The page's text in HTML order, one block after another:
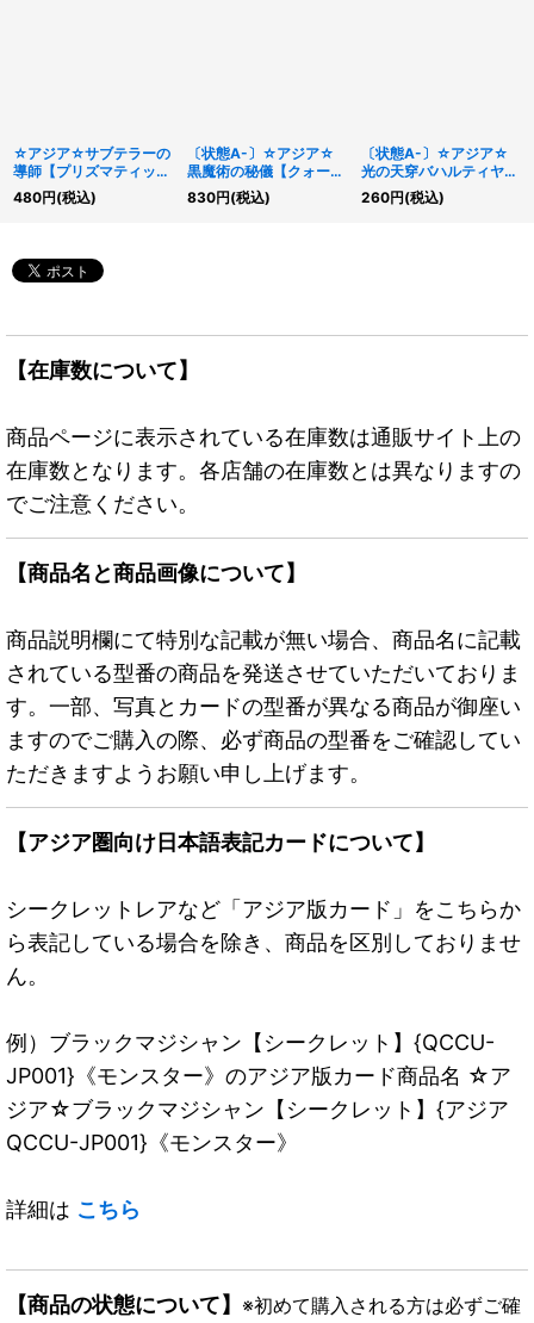
☆アジア☆サブテラーの
導師【プリズマティック
シークレット】{アジア
LOCH-JP044}《モンス
480円(税込)
〔状態A-〕☆アジア☆
黒魔術の秘儀【クォータ
ーセンチュリーシークレ
ット】{アジアQCCU-
830円(税込)
〔状態A-〕☆アジア☆
光の天穿バハルティヤ
【プリズマティックシー
クレット】{アジア
260円(税込)
【在庫数について】
商品ページに表示されている在庫数は通販サイト上の
在庫数となります。各店舗の在庫数とは異なりますの
でご注意ください。
【商品名と商品画像について】
商品説明欄にて特別な記載が無い場合、商品名に記載
されている型番の商品を発送させていただいておりま
す。一部、写真とカードの型番が異なる商品が御座い
ますのでご購入の際、必ず商品の型番をご確認してい
ただきますようお願い申し上げます。
【アジア圏向け日本語表記カードについて】
シークレットレアなど「アジア版カード」をこちらか
ら表記している場合を除き、商品を区別しておりませ
ん。
例）ブラックマジシャン【シークレット】{QCCU-
JP001}《モンスター》のアジア版カード商品名 ☆ア
ジア☆ブラックマジシャン【シークレット】{アジア
QCCU-JP001}《モンスター》
詳細は こちら
【商品の状態について】 ※初めて購入される方は必ずご確